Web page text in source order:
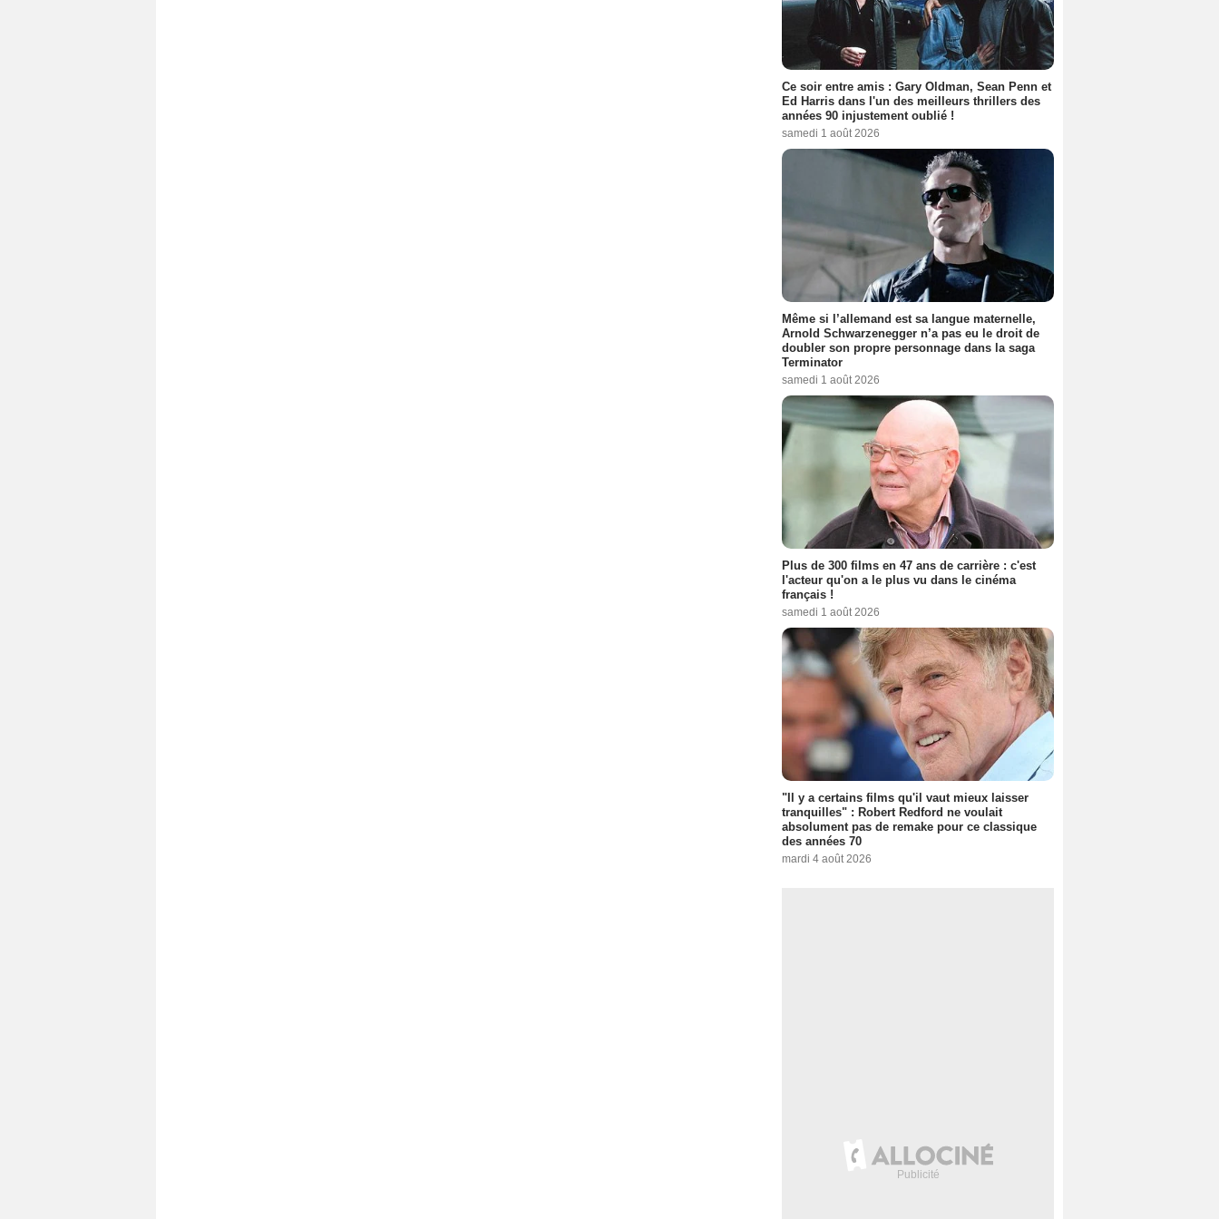
Ce soir entre amis : Gary Oldman, Sean Penn et
Ed Harris dans l'un des meilleurs thrillers des
années 90 injustement oublié !
samedi 1 août 2026
Même si l’allemand est sa langue maternelle,
Arnold Schwarzenegger n’a pas eu le droit de
doubler son propre personnage dans la saga
Terminator
samedi 1 août 2026
Plus de 300 films en 47 ans de carrière : c'est
l'acteur qu'on a le plus vu dans le cinéma
français !
samedi 1 août 2026
"Il y a certains films qu'il vaut mieux laisser
tranquilles" : Robert Redford ne voulait
absolument pas de remake pour ce classique
des années 70
mardi 4 août 2026